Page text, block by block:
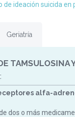
de ideación suicida en
Geriatría
TAMSULOSINA
alfa-
dos o más